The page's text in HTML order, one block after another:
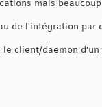
mais
de l'intégration par
client/daemon